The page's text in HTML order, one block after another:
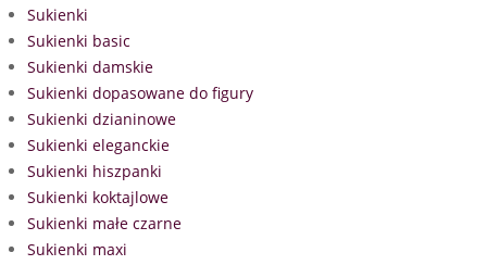
Sukienki
Sukienki basic
Sukienki damskie
Sukienki dopasowane do figury
Sukienki dzianinowe
Sukienki eleganckie
Sukienki hiszpanki
Sukienki koktajlowe
Sukienki małe czarne
Sukienki maxi